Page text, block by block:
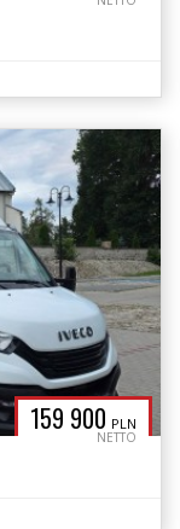
159 900 PLN
NETTO